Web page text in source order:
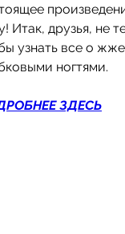
Итак, друзья, не
узнать все о
ногтями.
ЗДЕСЬ